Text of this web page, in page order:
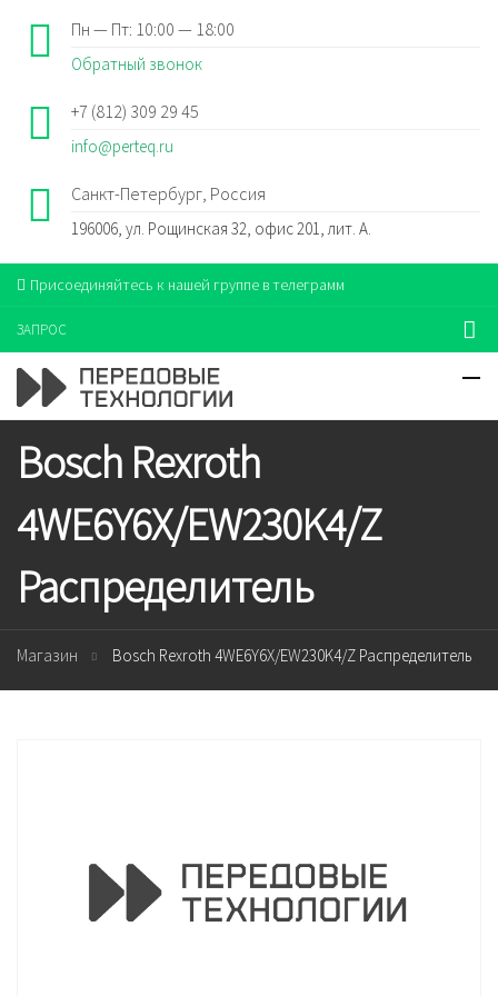
Пн — Пт: 10:00 — 18:00
Обратный звонок
+7 (812) 309 29 45
info@perteq.ru
Санкт-Петербург, Россия
196006, ул. Рощинская 32, офис 201, лит. А.
Присоединяйтесь к нашей группе в телеграмм
ЗАПРОС
Bosch Rexroth
4WE6Y6X/EW230K4/Z
Распределитель
Магазин Bosch Rexroth 4WE6Y6X/EW230K4/Z Распределитель